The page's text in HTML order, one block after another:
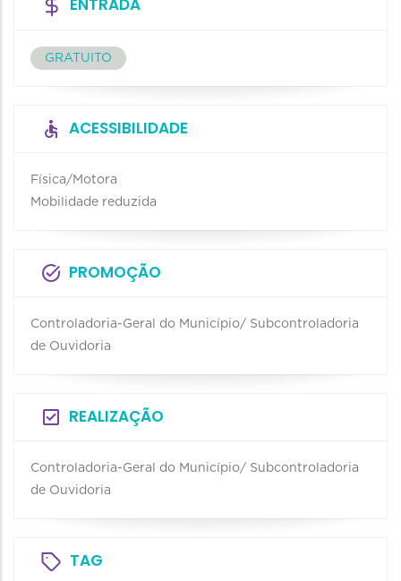
ENTRADA
GRATUITO
ACESSIBILIDADE
Física/Motora
Mobilidade reduzida
PROMOÇÃO
Controladoria-Geral do Município/ Subcontroladoria
de Ouvidoria
REALIZAÇÃO
Controladoria-Geral do Município/ Subcontroladoria
de Ouvidoria
TAG